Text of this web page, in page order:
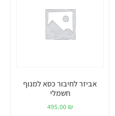
אביזר לחיבור כסא למנוף
חשמלי
495.00 ₪